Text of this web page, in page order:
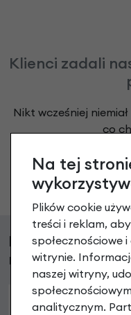
Klienci zadali
Nikt wcześniej
co
Klienci, którzy
również
Na tej
Plików cookie
treści i reklam,
społecznościowe
witrynie.
naszej witryny,
analitycznym.